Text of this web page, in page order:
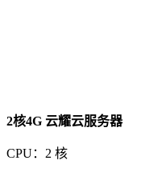
2核4G 云耀云服务器
CPU：2 核